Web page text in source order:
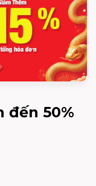
đến 50%